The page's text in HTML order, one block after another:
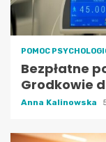
POMOC
Bezpłatne
Grodkowie
Anna Kalinowska